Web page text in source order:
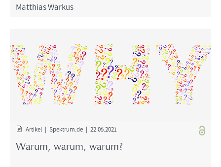
Mat­thi­as War­kus
Ar­ti­kel | Spek­trum.de | 22.05.2021
Warum, warum, warum?